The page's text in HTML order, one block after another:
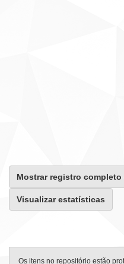
Mostrar registro completo
Visualizar estatísticas
Os itens no repositório estão